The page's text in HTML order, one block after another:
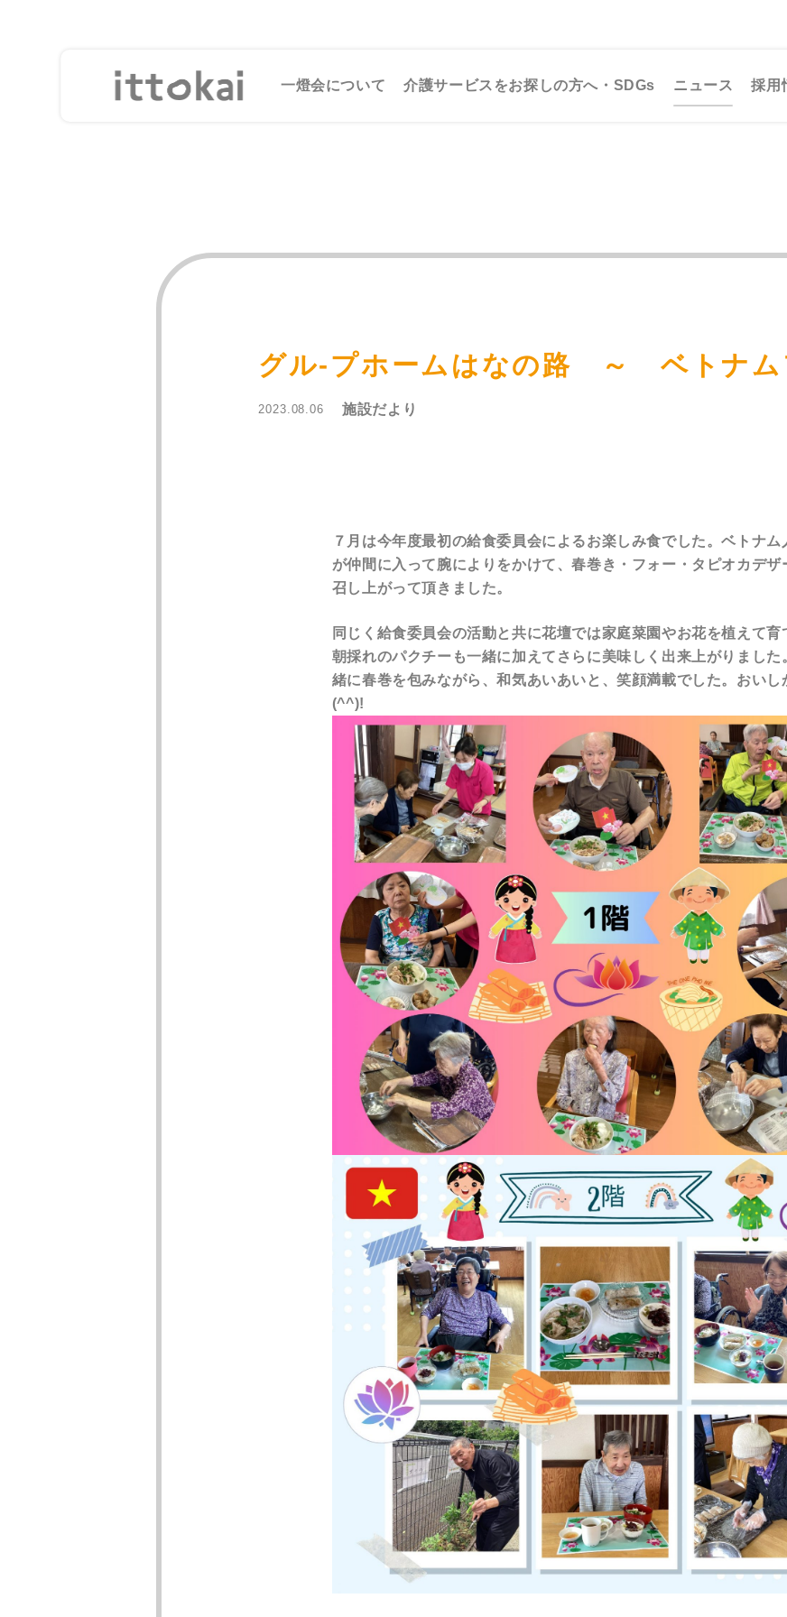
一燈会について 介護サービスをお探しの方へ・SDGs ニュース 採用
グル-プホームはなの路 ～ ベトナム
2023.08.06 施設だより
７月は今年度最初の給食委員会によるお楽しみ食でした。ベトナム
が仲間に入って腕によりをかけて、春巻き・フォー・タピオカデザ
召し上がって頂きました。
同じく給食委員会の活動と共に花壇では家庭菜園やお花を植えて育
朝採れのパクチーも一緒に加えてさらに美味しく出来上がりました
緒に春巻を包みながら、和気あいあいと、笑顔満載でした。おいし
(^^)!